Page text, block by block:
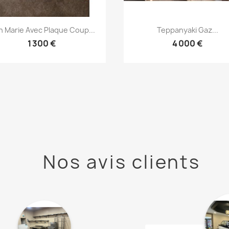
Aperçu rapide
Marie Avec Plaque Coup...
1 300 €
Aperçu rapide
Teppanyaki Gaz...
4 000 €
Nos avis clients